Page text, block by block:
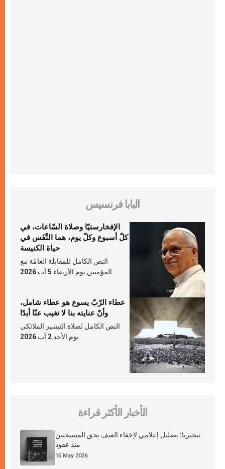
البابا فرنسيس
الإفخارستيّا وصلاة السّاعات، في
كلّ أسبوع وكلّ يوم، هما النَّفَس في
حياة الكنيسة
النص الكامل للمقابلة العامّة مع
المؤمنين يوم الأربعاء 5 آب 2026
عطاء الرّبّ يسوع هو عطاء شامل،
وأنّ عنايته بنا لا تغيب عنّا أبدًا
النص الكامل لصلاة التبشير الملائكي
يوم الأحد 2 آب 2026
الأخبار الأكثر قراءة
نيجيريا: تضليل إعلامي لإخفاء العنف بحق المسيحيين
منذ عقود
15 May 2026